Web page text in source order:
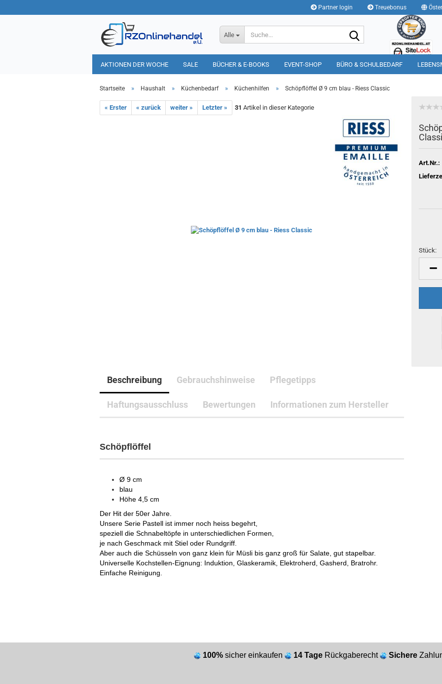
Partner login Treuebonus
Alle
AKTIONEN DER WOCHE SALE BÜCHER & E-BOOKS EVENT-SHOP BÜRO & SCHULBEDARF
HAUSHALT TIERBEDARF
Startseite » Haushalt » Küchenbedarf » Küchenhilfen » Schöpflöffel Ø 9 cm blau - Riess Classic
« Erster « zurück weiter » Letzter » 31 Artikel in dieser Kategorie
Art.Nr.:
Stück:
Stück
Beschreibung Gebrauchshinweise Pflegetipps
Haftungsausschluss Bewertungen Informationen zum Hersteller
Schöpflöffel
Ø 9 cm
blau
Höhe 4,5 cm
Der Hit der 50er Jahre.
Unsere Serie Pastell ist immer noch heiss begehrt,
speziell die Schnabeltöpfe in unterschiedlichen Formen,
je nach Geschmack mit Stiel oder Rundgriff.
Aber auch die Schüsseln von ganz klein für Müsli bis ganz groß für Salate, gut stapelbar.
Universelle Kochstellen-Eignung: Induktion, Glaskeramik, Elektroherd, Gasherd, Bratrohr.
Einfache Reinigung.
100% sicher einkaufen 14 Tage Rückgaberecht Sichere